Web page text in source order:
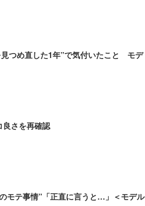
つめ直した1年”で気付いたこと モデ
良さを再確認
モテ事情”「正直に言うと…」＜モデル